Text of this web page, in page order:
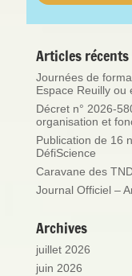
Articles récents
Journées de
Espace Reuilly ou
Décret n° 2026-
organisation et
Publication de 16
DéfiScience
Caravane des
Journal Officiel –
Archives
juillet 2026
juin 2026